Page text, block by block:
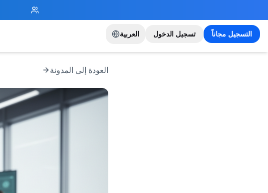
العربية تسجيل الدخول التسجيل مجاناً
العودة إلى المدونة